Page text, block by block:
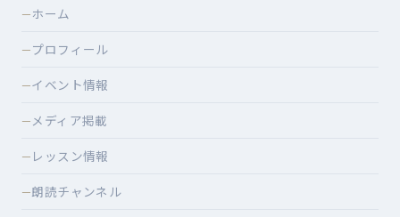
—ホーム
—プロフィール
—イベント情報
—メディア掲載
— レッスン情報
—朗読チャンネル